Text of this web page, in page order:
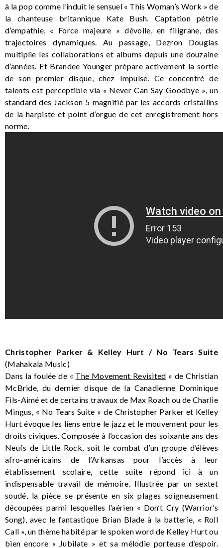
à la pop comme l’induit le sensuel « This Woman’s Work » de
la chanteuse britannique Kate Bush. Captation pétrie
d’empathie, « Force majeure » dévoile, en filigrane, des
trajectoires dynamiques. Au passage, Dezron Douglas
multiplie les collaborations et albums depuis une douzaine
d’années. Et Brandee Younger prépare activement la sortie
de son premier disque, chez Impulse. Ce concentré de
talents est perceptible via « Never Can Say Goodbye », un
standard des Jackson 5 magnifié par les accords cristallins
de la harpiste et point d’orgue de cet enregistrement hors
norme.
Christopher Parker & Kelley Hurt / No Tears Suite
(Mahakala Music)
Dans la foulée de « The Movement Revisited » de Christian
McBride, du dernier disque de la Canadienne Dominique
Fils-Aimé et de certains travaux de Max Roach ou de Charlie
Mingus, « No Tears Suite » de Christopher Parker et Kelley
Hurt évoque les liens entre le jazz et le mouvement pour les
droits civiques. Composée à l’occasion des soixante ans des
Neufs de Little Rock, soit le combat d’un groupe d’élèves
afro-américains de l’Arkansas pour l’accès à leur
établissement scolaire, cette suite répond ici à un
indispensable travail de mémoire. Illustrée par un sextet
soudé, la pièce se présente en six plages soigneusement
découpées parmi lesquelles l’aérien « Don’t Cry (Warrior’s
Song), avec le fantastique Brian Blade à la batterie, « Roll
Call », un thème habité par le spoken word de Kelley Hurt ou
bien encore « Jubilate » et sa mélodie porteuse d’espoir.